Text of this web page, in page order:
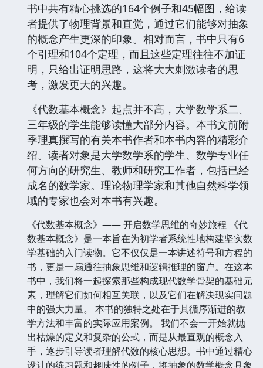
书中共有精心挑选的164个例子和45幅图，给读
者提供了物理背景和直觉，通过它们能够对抽象
的概念产生更深的印象。相对而言，书中只有6
个引理和104个定理，而且这些定理往往不加证
明，只给出证明思路，这将大大刺激读者的思
考，激发更大的兴趣。
《代数基本概念》起点并不高，大学数学系二、
三年级的学生能够读懂大部分内容。本书文前附
季理真撰写的有关本书作者和本书内容的精彩介
绍。读者对象是大学数学系的学生、数学专业任
何方向的研究生、教师和研究工作者，包括已经
成名的数学家。理论物理学家和其他自然科学领
域的专家也会对本书有兴趣。
《代数基本概念》—— 开启数学思维的奇妙旅程 《代
数基本概念》是一本旨在为初学者系统性地构建坚实数
学基础的入门读物。它不仅仅是一本讲述符号和方程的
书，更是一扇通往抽象思维和逻辑推理的窗户。在这本
书中，我们将一起探索那些构成现代数学骨架的基础元
素，理解它们如何相互关联，以及它们在解决现实问题
中的强大力量。 本书的独特之处在于其循序渐进的教
学方法和丰富的实际应用案例。 我们不会一开始就抛
出枯燥的定义和复杂的公式，而是从最直观的概念入
手，逐步引导读者理解代数的核心思想。书中通过精心
设计的练习题和趣味性的例子，将抽象的数学概念具象